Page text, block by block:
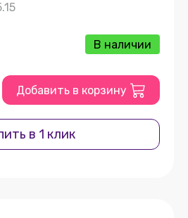
В наличии
Добавить в корзину
в 1 клик